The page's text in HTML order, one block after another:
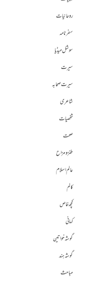
روحانیات
سفرنامہ
سوشل میڈیا
سیرت
سیرت صحابہ
شاعری
شخصیات
صحت
طنز و مزاح
عالم اسلام
کالم
کچھ خاص
کہانی
گوشہ خواتین
گوشہ ہند
مباحث